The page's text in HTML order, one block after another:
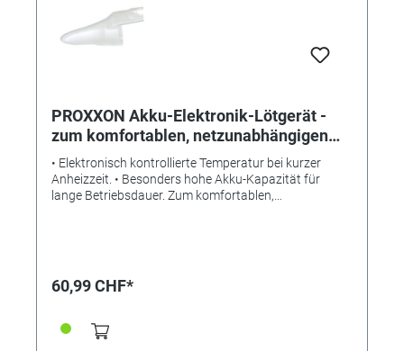
PROXXON Akku-Elektronik-Lötgerät -
zum komfortablen, netzunabhängigen
Löten
• Elektronisch kontrollierte Temperatur bei kurzer
Anheizzeit. • Besonders hohe Akku-Kapazität für
lange Betriebsdauer. Zum komfortablen,
Ladezeit ca. eine Stunde. Technische Daten: 3,6 V. 2,0
60,99 CHF*